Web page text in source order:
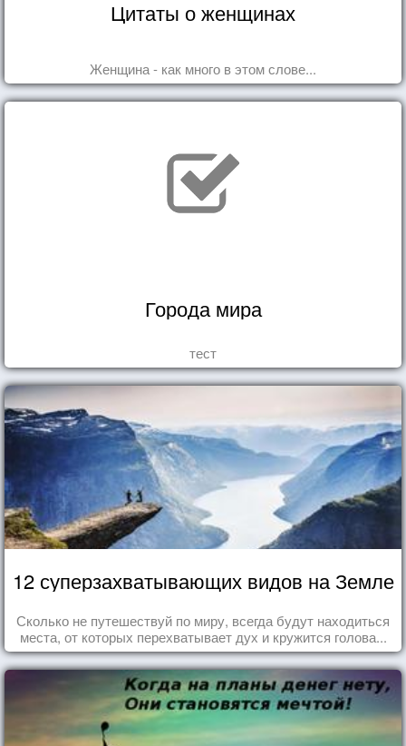
Цитаты о женщинах
Женщина - как много в этом слове...
Города мира
тест
12 суперзахватывающих видов на Земле
Сколько не путешествуй по миру, всегда будут находиться
места, от которых перехватывает дух и кружится голова...